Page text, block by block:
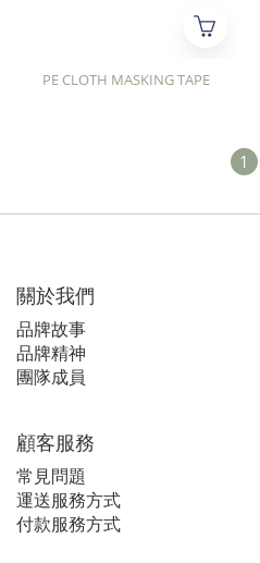
PE CLOTH MASKING TAPE
1
關於我們
品牌故事
品牌精神
團隊成員
顧客服務
常見問題
運送服務方式
付款服務方式